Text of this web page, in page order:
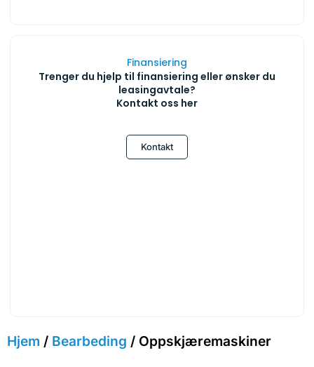
Finansiering
Trenger du hjelp til finansiering eller ønsker du
leasingavtale?
Kontakt oss her
Kontakt
Hjem / Bearbeding / Oppskjæremaskiner